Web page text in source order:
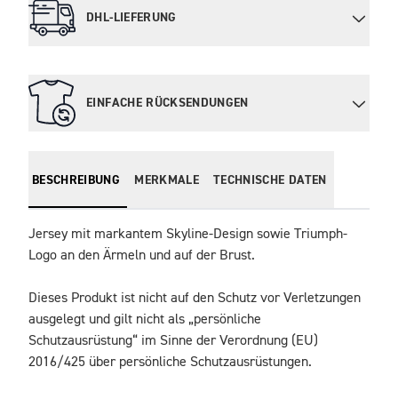
DHL-LIEFERUNG
EINFACHE RÜCKSENDUNGEN
BESCHREIBUNG MERKMALE TECHNISCHE DATEN
Jersey mit markantem Skyline-Design sowie Triumph-
Logo an den Ärmeln und auf der Brust.
Dieses Produkt ist nicht auf den Schutz vor Verletzungen
ausgelegt und gilt nicht als „persönliche
Schutzausrüstung“ im Sinne der Verordnung (EU)
2016/425 über persönliche Schutzausrüstungen.